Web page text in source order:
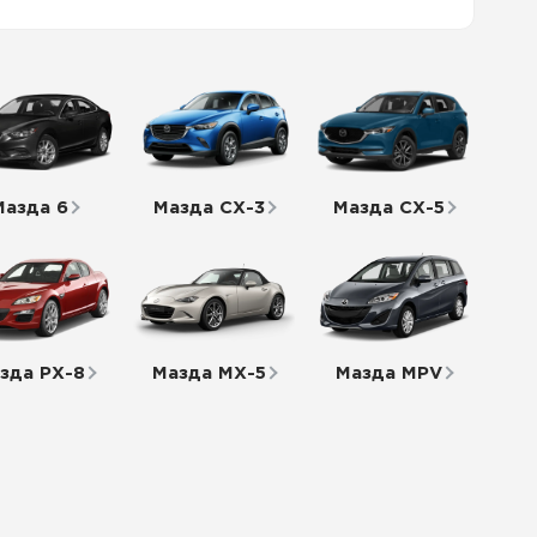
6 Мазда СХ-3 Мазда СХ-5
РХ-8 Мазда МХ-5 Мазда MPV